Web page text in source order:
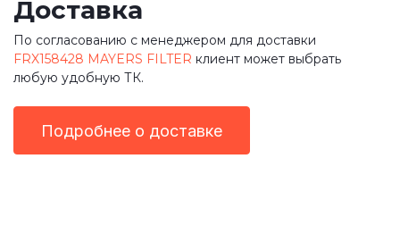
Доставка
По согласованию с менеджером для доставки
FRX158428 MAYERS FILTER клиент может выбрать
любую удобную ТК.
Подробнее о доставке